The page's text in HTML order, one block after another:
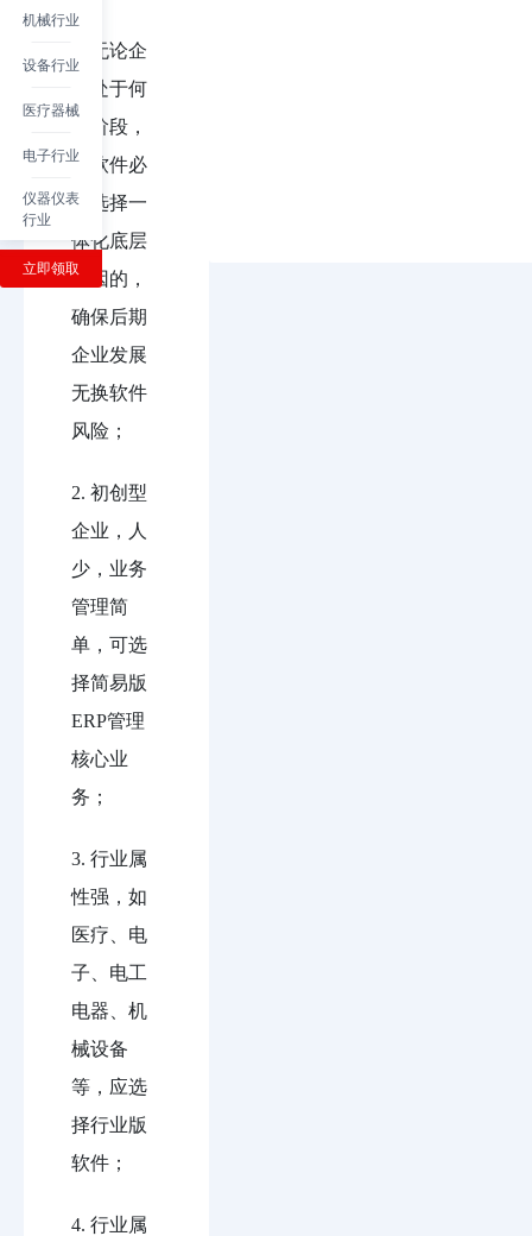
机械行业
设备行业
医疗器械
电子行业
仪器仪表
行业
立即领取
1. 无论企
业处于何
种阶段，
选软件必
须选择一
体化底层
基因的，
确保后期
企业发展
无换软件
风险；
2. 初创型
企业，人
少，业务
管理简
单，可选
择简易版
ERP管理
核心业
务；
3. 行业属
性强，如
医疗、电
子、电工
电器、机
械设备
等，应选
择行业版
软件；
4. 行业属